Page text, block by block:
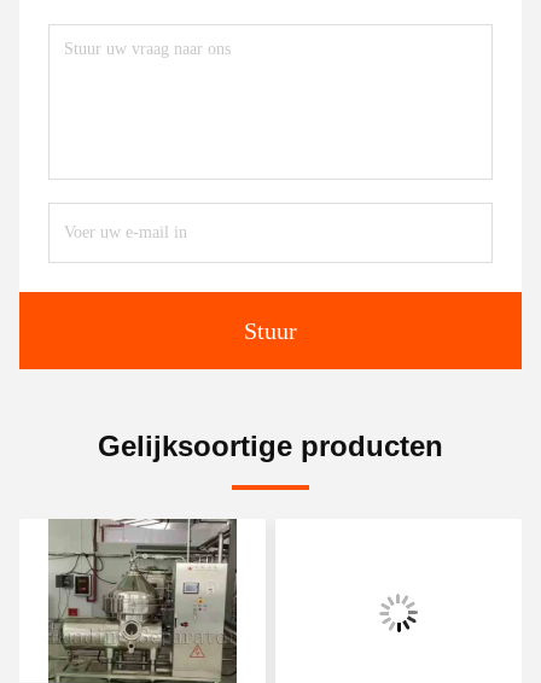
Stuur
Gelijksoortige producten